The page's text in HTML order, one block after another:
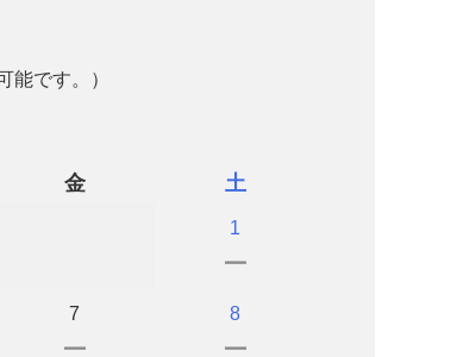
能です。）
金 土
1
ー
7
ー
8
ー